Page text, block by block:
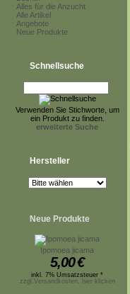
Alles für die Anzucht
Alle Artikel
Angebote
Neue Produkte
Schnellsuche
Verwenden Sie Stichworte, um
ein Produkt zu finden.
erweiterte Suche
Hersteller
Neue Produkte
Ipomoea jicama
5,00€
inkl. 7% Umsatzsteuer *
zzgl.Versandkosten, hier klicken